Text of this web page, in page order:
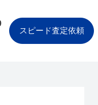
スピード査定依頼